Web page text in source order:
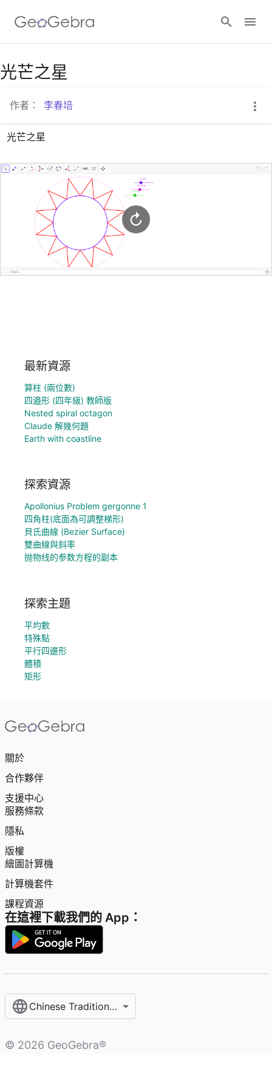
Google Classroom
GeoGebra Classroom
光芒之星
作者： 李春培
光芒之星
最新資源
算柱 (兩位數)
四邉形 (四年級) 教師版
Nested spiral octagon
Claude 解幾何題
Earth with coastline
探索資源
Apollonius Problem gergonne 1
四角柱(底面為可調整梯形)
貝氏曲線 (Bezier Surface)
雙曲線與斜率
抛物线的参数方程的副本
探索主題
平均數
特殊點
平行四邊形
體積
矩形
關於
合作夥伴
支援中心
服務條款
隱私
版權
繪圖計算機
計算機套件
課程資源
在這裡下載我們的 App：
Chinese Traditional / 繁體中文
© 2026 GeoGebra®